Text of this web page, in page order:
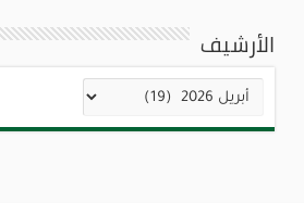
الأرشيف
الأرشيف